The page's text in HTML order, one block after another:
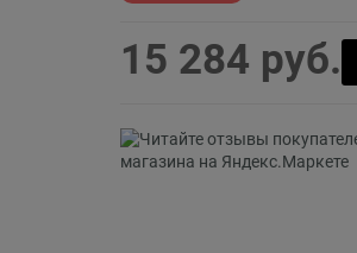
15 284 руб.